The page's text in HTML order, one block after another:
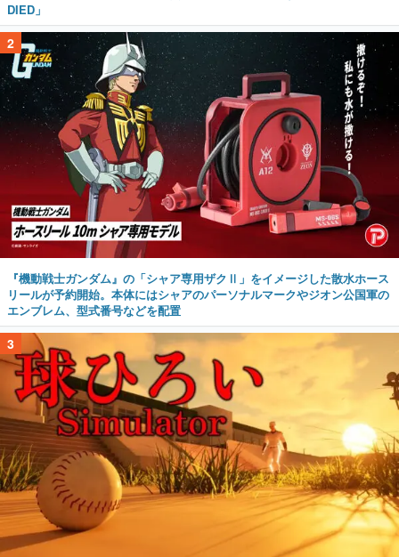
DIED」
2
『機動戦士ガンダム』の「シャア専用ザクⅡ」をイメージした散水ホース
リールが予約開始。本体にはシャアのパーソナルマークやジオン公国軍の
エンブレム、型式番号などを配置
3